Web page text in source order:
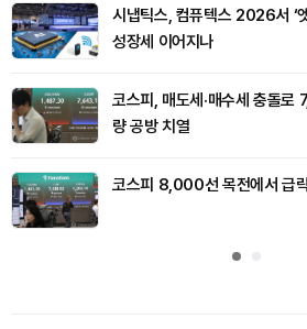
시냅틱스, 컴퓨텍스 2026서 ‘
성장세 이어지나
코스피, 매도세·매수세 충돌
량 공방 치열
코스피 8,000선 목전에서 급